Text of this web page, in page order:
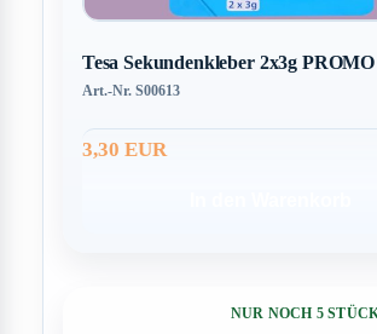
Tesa Sekundenkleber 2x3g PROMO
Art.-Nr. S00613
3,30 EUR
NUR NOCH 5